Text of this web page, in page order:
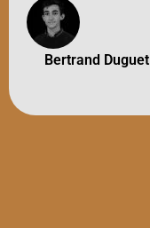
Bertrand Duguet